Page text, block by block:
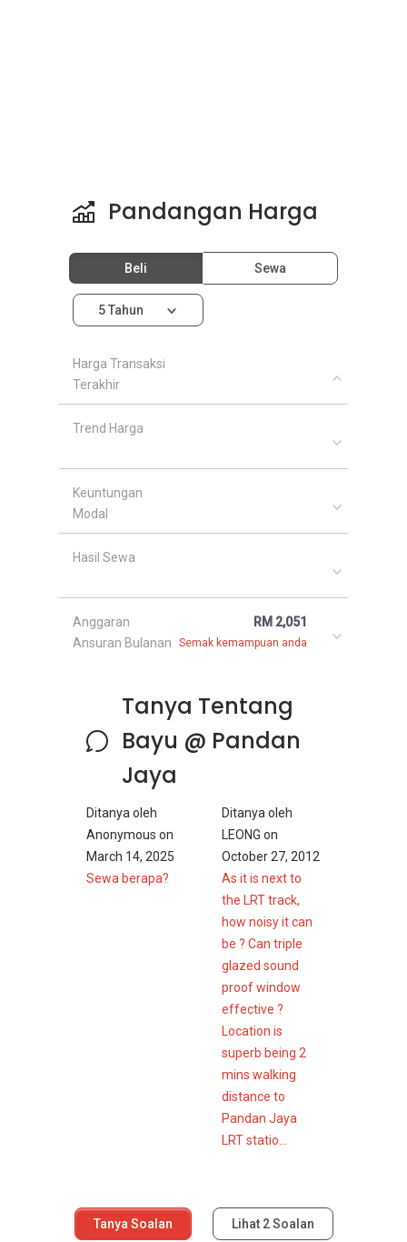
Pandangan Harga
Beli Sewa
5 Tahun
Harga Transaksi
Terakhir
Trend Harga
Keuntungan
Modal
Hasil Sewa
Anggaran
Ansuran Bulanan
RM 2,051
Semak kemampuan anda
Tanya Tentang
Bayu @ Pandan
Jaya
Ditanya oleh
Anonymous on
March 14, 2025
Sewa berapa?
Ditanya oleh
LEONG on
October 27, 2012
As it is next to
the LRT track,
how noisy it can
be ? Can triple
glazed sound
proof window
effective ?
Location is
superb being 2
mins walking
distance to
Pandan Jaya
LRT statio...
Tanya Soalan Lihat 2Soalan